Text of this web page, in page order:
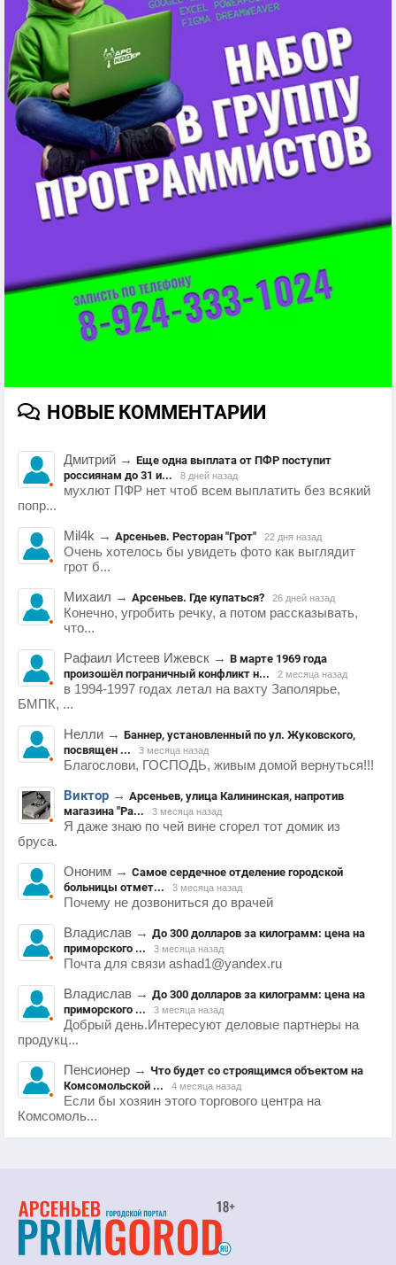
НОВЫЕ КОММЕНТАРИИ
Дмитрий → Еще одна выплата от ПФР поступит
россиянам до 31 и...
8 дней назад
мухлют ПФР нет чтоб всем выплатить без всякий
попр...
Mil4k → Арсеньев. Ресторан "Грот" 22 дня назад
Очень хотелось бы увидеть фото как выглядит
грот б...
Михаил → Арсеньев. Где купаться? 26 дней назад
Конечно, угробить речку, а потом рассказывать,
что...
Рафаил Истеев Ижевск → В марте 1969 года
произошёл пограничный конфликт н...
2 месяца назад
в 1994-1997 годах летал на вахту Заполярье,
БМПК, ...
Нелли → Баннер, установленный по ул. Жуковского,
посвящен ...
3 месяца назад
Благослови, ГОСПОДЬ, живым домой вернуться!!!
Виктор → Арсеньев, улица Калининская, напротив
магазина "Ра...
3 месяца назад
Я даже знаю по чей вине сгорел тот домик из
бруса.
Ононим → Самое сердечное отделение городской
больницы отмет...
3 месяца назад
Почему не дозвониться до врачей
Владислав → До 300 долларов за килограмм: цена на
приморского ...
3 месяца назад
Почта для связи ashad1@yandex.ru
Владислав → До 300 долларов за килограмм: цена на
приморского ...
3 месяца назад
Добрый день.Интересуют деловые партнеры на
продукц...
Пенсионер → Что будет со строящимся объектом на
Комсомольской ...
4 месяца назад
Если бы хозяин этого торгового центра на
Комсомоль...